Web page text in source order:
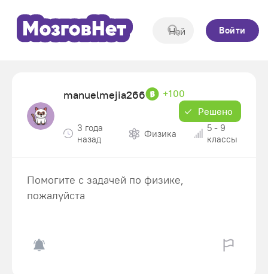
Войти
manuelmejia266
+100
Решено
3 года
назад
Физика
5 - 9
классы
Помогите с задачей по физике,
пожалуйста